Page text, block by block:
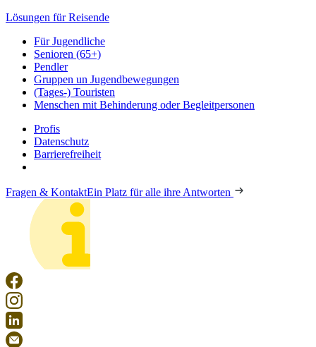
Lösungen für Reisende
Für Jugendliche
Senioren (65+)
Pendler
Gruppen un Jugendbewegungen
(Tages-) Touristen
Menschen mit Behinderung oder Begleitpersonen
Profis
Datenschutz
Barrierefreiheit
Fragen & KontaktEin Platz für alle ihre Antworten